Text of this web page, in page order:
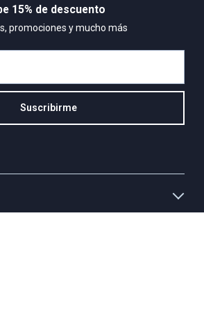
15% de descuento
promociones y mucho más
Suscribirme